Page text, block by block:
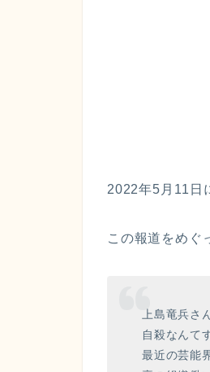
2022年5月11日
この報道をめぐ
上島竜兵さ
自殺なんて
最近の芸能